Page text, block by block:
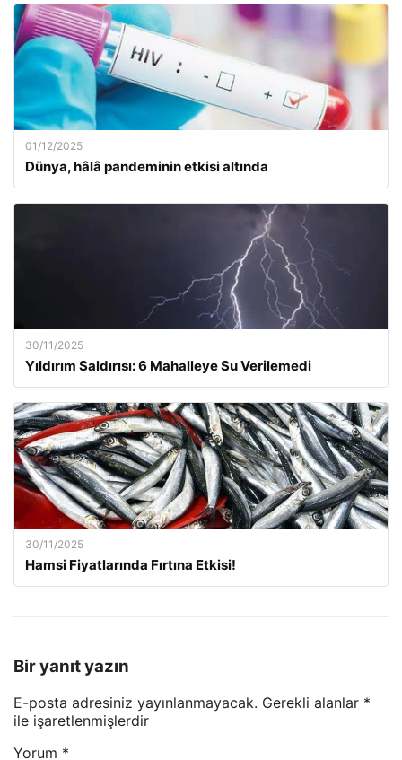
01/12/2025
Dünya, hâlâ pandeminin etkisi altında
30/11/2025
Yıldırım Saldırısı: 6 Mahalleye Su Verilemedi
30/11/2025
Hamsi Fiyatlarında Fırtına Etkisi!
Bir yanıt yazın
E-posta adresiniz yayınlanmayacak. Gerekli alanlar *
ile işaretlenmişlerdir
Yorum *